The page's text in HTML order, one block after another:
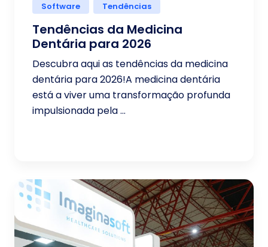
Software
Tendências
Tendências da Medicina
Dentária para 2026
Descubra aqui as tendências da medicina
dentária para 2026!A medicina dentária
está a viver uma transformação profunda
impulsionada pela ...